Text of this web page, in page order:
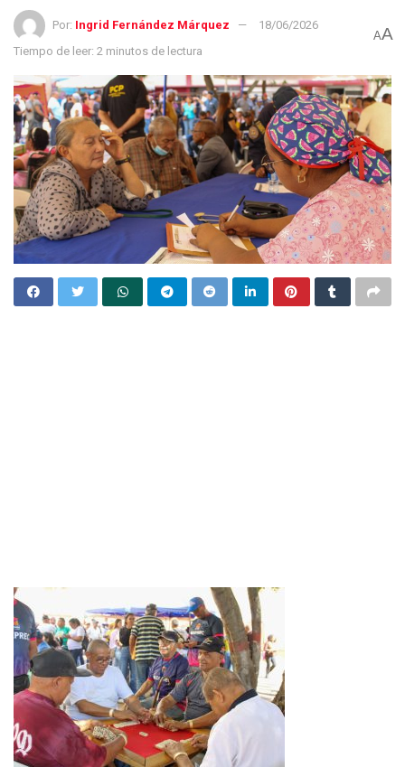
Por: Ingrid Fernández Márquez
18/06/2026
Tiempo de leer: 2 minutos de lectura
AA